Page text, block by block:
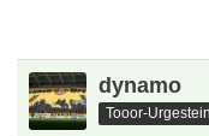
dynamo
Tooor-Urgestein